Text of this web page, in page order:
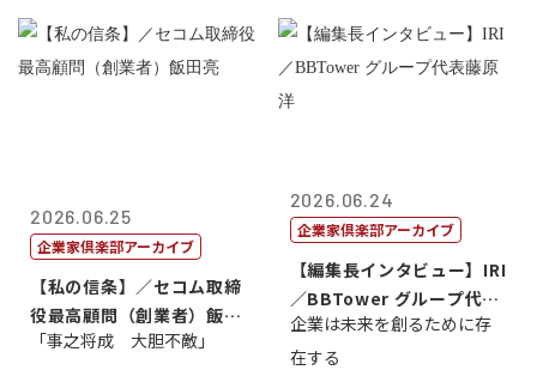
2026.06.25
企業家倶楽部アーカイブ
【私の信条】／セコム取締
役最高顧問（創業者）飯田
亮
「事之将成 大胆不敵」
2026.06.24
企業家倶楽部アーカイブ
【編集長インタビュー】IRI
／BBTower グループ代表
藤...
企業は未来を創るために存
在する